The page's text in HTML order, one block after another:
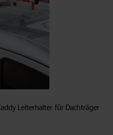
Leiterhalter für Dachträger